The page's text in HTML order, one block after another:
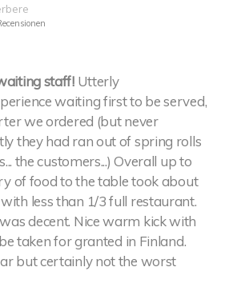
staff! Utterly
waiting first to be served,
we ordered (but never
they had ran out of spring rolls
the customers...) Overall up to
of food to the table took about
less than 1/3 full restaurant.
decent. Nice warm kick with
taken for granted in Finland.
but certainly not the worst